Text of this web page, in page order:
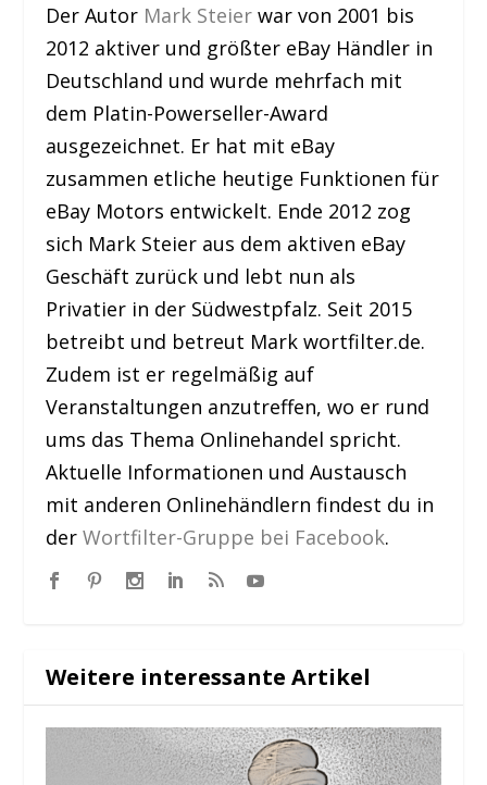
Der Autor Mark Steier war von 2001 bis
2012 aktiver und größter eBay Händler in
Deutschland und wurde mehrfach mit
dem Platin-Powerseller-Award
ausgezeichnet. Er hat mit eBay
zusammen etliche heutige Funktionen für
eBay Motors entwickelt. Ende 2012 zog
sich Mark Steier aus dem aktiven eBay
Geschäft zurück und lebt nun als
Privatier in der Südwestpfalz. Seit 2015
betreibt und betreut Mark wortfilter.de.
Zudem ist er regelmäßig auf
Veranstaltungen anzutreffen, wo er rund
ums das Thema Onlinehandel spricht.
Aktuelle Informationen und Austausch
mit anderen Onlinehändlern findest du in
derWortfilter-Gruppe bei Facebook.
Weitere interessante Artikel